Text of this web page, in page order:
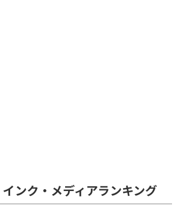
枚
で絞り込む
ト
プリンタ用紙)で絞り込む
絞り込む
インクジェット用紙
ハガキ用紙
ンク・メディアランキング